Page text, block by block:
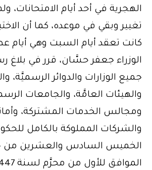
الهجرية في أحد أيام الامتحانات،
تغيير وبقي في موعده، كما أن
كانت تعقد أيام السبت وهي أيام
الوزراء جعفر حسَّان، قرر في
جميع الوزارات والدوائر
والهيئات العامَّة، والجامعات
ومجالس الخدمات المشتركة،
والشركات المملوكة بالكامل
الخميس السادس والعشرين من